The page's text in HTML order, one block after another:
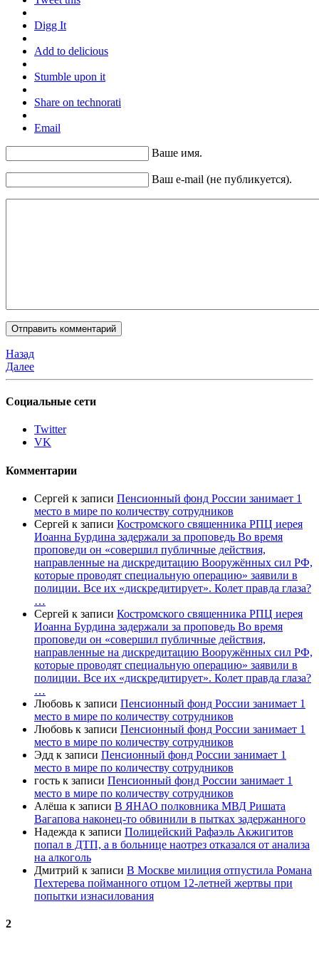
Digg It
Add to delicious
Stumble upon it
Share on technorati
Email
Ваше имя.
Ваш e-mail (не публикуется).
Назад
Далее
Социальные сети
Twitter
VK
Комментарии
Сергей к записи Пенсионный фонд России занимает 1
место в мире по количеству сотрудников
Сергей к записи Костромского священника РПЦ иерея
Иоанна Бурдина задержали за проповедь Во время
проповеди он «совершил публичные действия,
направленные на дискредитацию Вооружённых сил РФ,
которые проводят специальную операцию» заявили в
полиции. Все их «дискредитирует». Колет правда глаза?
…
Сергей к записи Костромского священника РПЦ иерея
Иоанна Бурдина задержали за проповедь Во время
проповеди он «совершил публичные действия,
направленные на дискредитацию Вооружённых сил РФ,
которые проводят специальную операцию» заявили в
полиции. Все их «дискредитирует». Колет правда глаза?
…
Любовь к записи Пенсионный фонд России занимает 1
место в мире по количеству сотрудников
Любовь к записи Пенсионный фонд России занимает 1
место в мире по количеству сотрудников
Эдд к записи Пенсионный фонд России занимает 1
место в мире по количеству сотрудников
гость к записи Пенсионный фонд России занимает 1
место в мире по количеству сотрудников
Алёша к записи В ЯНАО полковника МВД Ришата
Вагапова наконец-то обвинили в пытках задержанного
Надежда к записи Полицейский Рафаэль Акжигитов
попал в ДТП, а в больнице наотрез отказался от анализа
на алкоголь
Дмитрий к записи В Москве милиция отпустила Романа
Пехтерева пойманного отцом 12-летней жертвы при
попытки изнасилования
2